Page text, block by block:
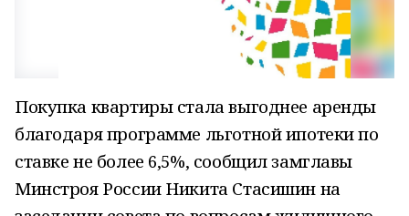
Покупка квартиры стала выгоднее аренды
благодаря программе льготной ипотеки по
ставке не более 6,5%, сообщил замглавы
Минстроя России Никита Стасишин на